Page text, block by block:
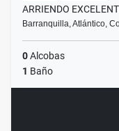
ARRIENDO
Barranquilla, Atlántico,
0Alcobas
1 Baño